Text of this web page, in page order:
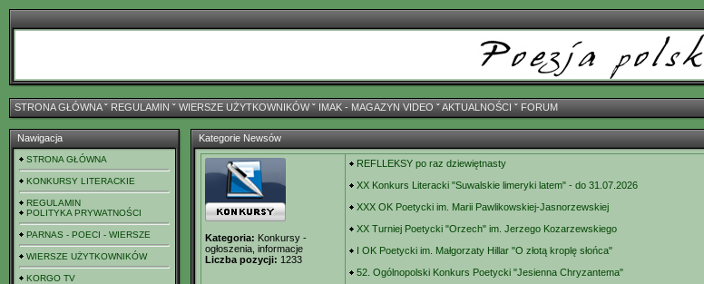
STRONA GŁÓWNAˇ REGULAMIN ˇ WIERSZE UŻYTKOWNIKÓWˇ IMAK - MAGAZYN VIDEO ˇAKTUALNOŚCI ˇ FORUM
Nawigacja
STRONA GŁÓWNA
KONKURSY LITERACKIE
REGULAMIN
POLITYKA PRYWATNOŚCI
PARNAS - POECI - WIERSZE
WIERSZE UŻYTKOWNIKÓW
KORGO TV
Kategorie Newsów
Kategoria: Konkursy -
ogłoszenia, informacje
Liczba pozycji: 1233
REFLLEKSY po raz dziewiętnasty
XX Konkurs Literacki "Suwalskie limeryki latem" - do 31.07.2026
XXX OK Poetycki im. Marii Pawlikowskiej-Jasnorzewskiej
XX Turniej Poetycki "Orzech" im. Jerzego Kozarzewskiego
I OK Poetycki im. Małgorzaty Hillar "O złotą kroplę słońca"
52. Ogólnopolski Konkurs Poetycki "Jesienna Chryzantema"